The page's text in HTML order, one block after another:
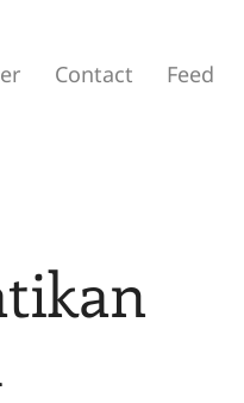
Contact Feed